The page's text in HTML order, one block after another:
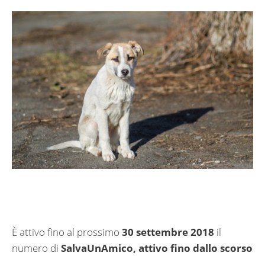
È attivo fino al prossimo 30 settembre 2018 il
numero di SalvaUnAmico, attivo fino dallo scorso